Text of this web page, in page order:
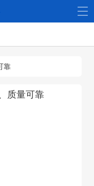
靠
质量可靠